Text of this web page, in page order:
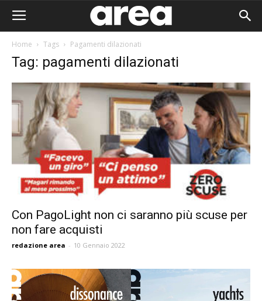
Home Tags Pagamenti dilazionati
Tag: pagamenti dilazionati
Con PagoLight non ci saranno più scuse per
non fare acquisti
redazione area - 10 Gennaio 2022